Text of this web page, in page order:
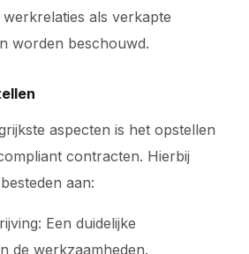
als verkapte
worden beschouwd.
aspecten is het opstellen
contracten. Hierbij
aan:
Een duidelijke
de werkzaamheden.